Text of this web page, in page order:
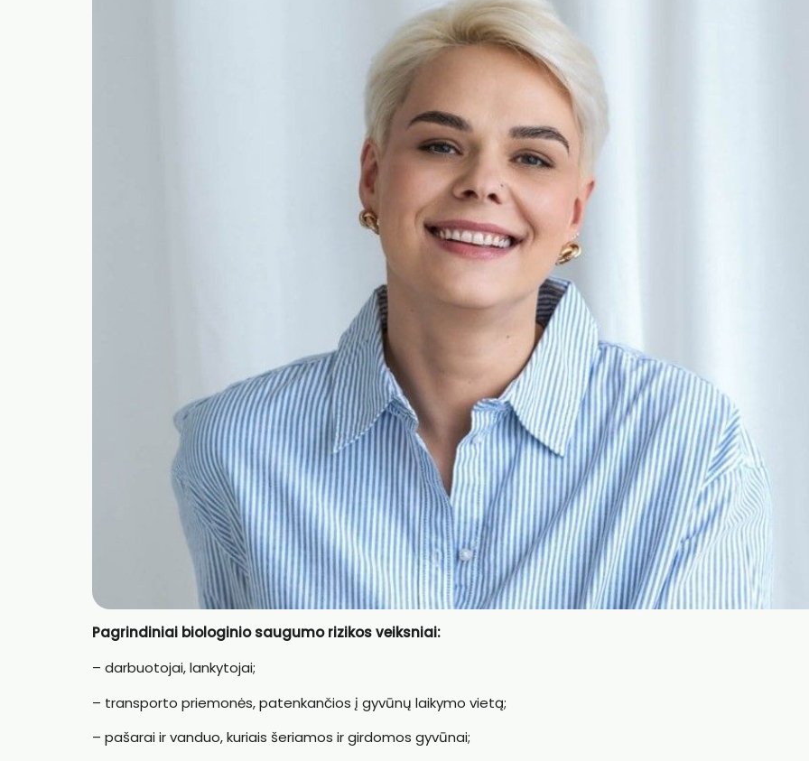
Pagrindiniai biologinio saugumo rizikos veiksniai:
– darbuotojai, lankytojai;
– transporto priemonės, patenkančios į gyvūnų laikymo vietą;
– pašarai ir vanduo, kuriais šeriamos ir girdomos gyvūnai;